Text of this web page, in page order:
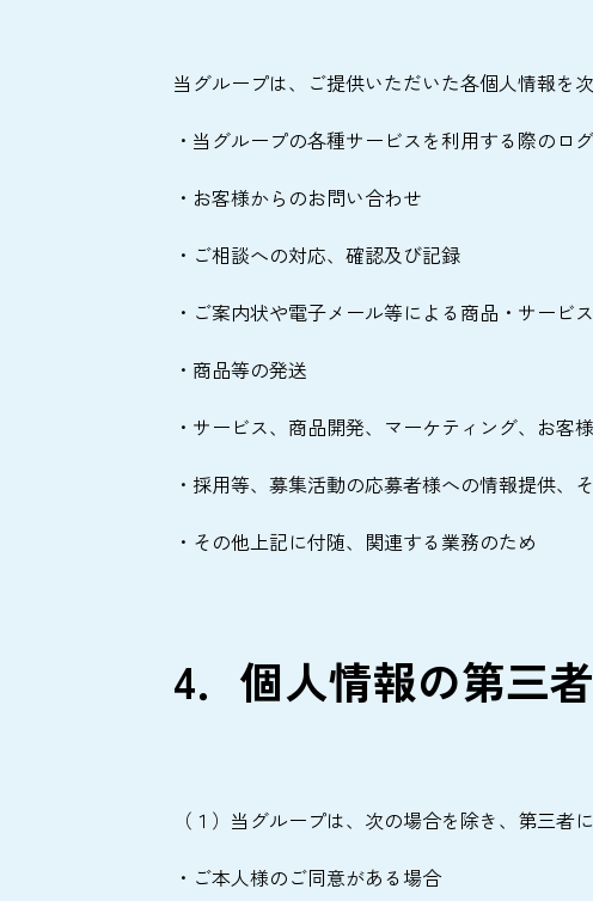
当グループは、ご提供いただいた各個人情報を
・当グループの各種サービスを利用する際のロ
・お客様からのお問い合わせ
・ご相談への対応、確認及び記録
・ご案内状や電子メール等による商品・サービ
・商品等の発送
・サービス、商品開発、マーケティング、お客
・採用等、募集活動の応募者様への情報提供、
・その他上記に付随、関連する業務のため
4．個人情報の第三
（１）当グループは、次の場合を除き、第三者
・ご本人様のご同意がある場合